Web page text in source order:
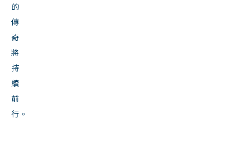
的
傳
奇
將
持
續
前
行。